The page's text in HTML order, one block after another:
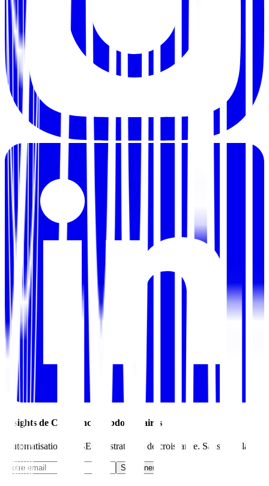
Insights de Croissance Hebdomadaires
Automatisation IA, SEO et stratégies de croissance. Sans bla-bla.
S'abonner